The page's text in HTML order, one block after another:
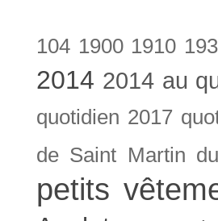
104 1900 1910
2014 2014 au
quotidien 2017
de Saint Martin
petits